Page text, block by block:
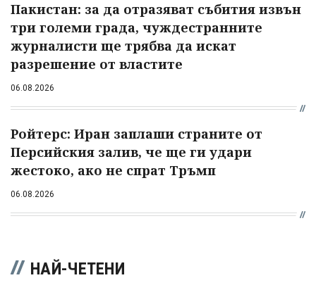
Пакистан: за да отразяват събития извън
три големи града, чуждестранните
журналисти ще трябва да искат
разрешение от властите
06.08.2026
Ройтерс: Иран заплаши страните от
Персийския залив, че ще ги удари
жестоко, ако не спрат Тръмп
06.08.2026
НАЙ-ЧЕТЕНИ